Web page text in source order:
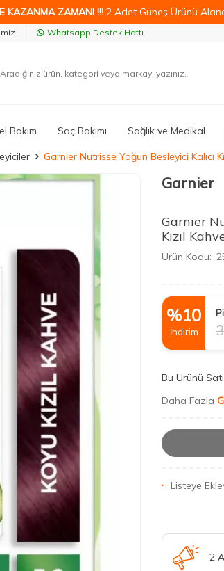
KAZANMA ZAMANI !!! 2 Adet Güneş Ürünü
Whatsapp Destek Hattı
Bakım Saç Bakımı Sağlık ve Medikal
Garnier Nutrisse Yoğun Besleyici Kalıcı
Garnier
Garnier
Kızıl
Ürün Kodu:
%10
İndirim
Bu Ürünü
Daha Fazla
Listeye Ekle
2